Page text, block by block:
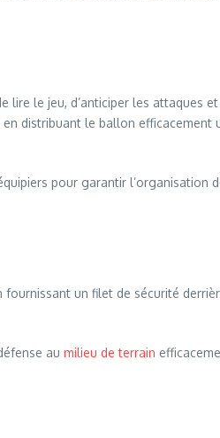
lire le jeu, d’anticiper les attaques
distribuant le ballon efficacement
pour garantir l’organisation
fournissant un filet de sécurité
au milieu de terrain